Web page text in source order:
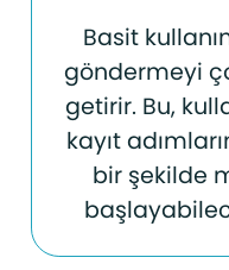
Basit
göndermeyi
getirir. Bu,
kayıt
bir şekilde